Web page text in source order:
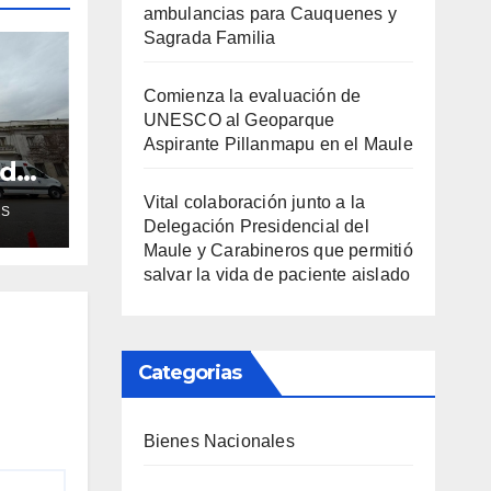
ambulancias para Cauquenes y
Sagrada Familia
Comienza la evaluación de
UNESCO al Geoparque
Aspirante Pillanmapu en el Maule
Vital colaboración junto a la
Delegación Presidencial del
Maule y Carabineros que permitió
salvar la vida de paciente aislado
Categorias
Bienes Nacionales